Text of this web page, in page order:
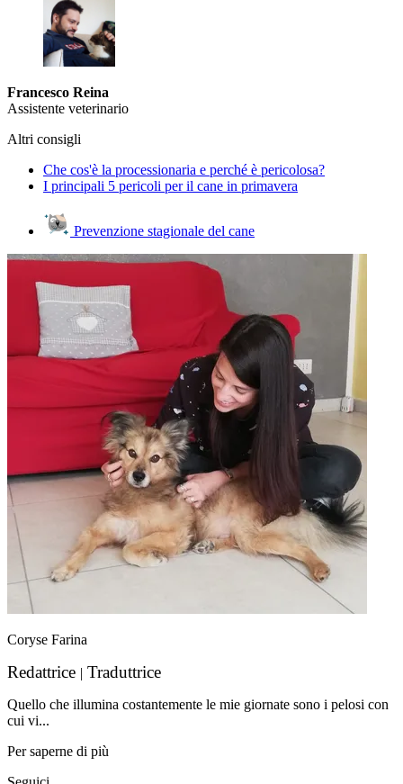
Francesco Reina
Assistente veterinario
Altri consigli
Che cos'è la processionaria e perché è pericolosa?
I principali 5 pericoli per il cane in primavera
Prevenzione stagionale del cane
Coryse Farina
Redattrice | Traduttrice
Quello che illumina costantemente le mie giornate sono i pelosi con
cui vi...
Per saperne di più